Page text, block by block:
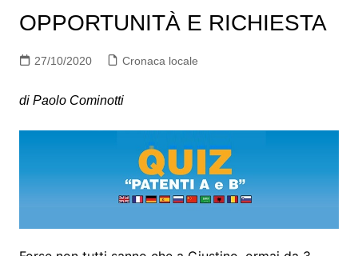
OPPORTUNITÀ E RICHIESTA
27/10/2020 Cronaca locale
di Paolo Cominotti